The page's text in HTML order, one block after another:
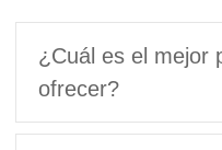
¿Cuál es el mejor
ofrecer?